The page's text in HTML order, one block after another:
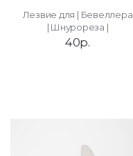
Лезвие для | Бевеллера
| Шнурореза |
40р.